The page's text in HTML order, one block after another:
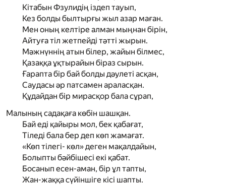
Кітабын Фзулидің іздеп тауып,
Кез болды былтырғы жыл азар маған.
Мен оның келтіре алман мыңнан бірін,
Айтуға тіл жетпейді тәтті жырын.
Мәжнүннің атын білер, жайын білмес,
Қазаққа ұқтырайын біраз сырын.
Ғарапта бір бай болды дәулеті асқан,
Саудасы әр патсамен араласқан.
Құдайдан бір мирасқор бала сұрап,
Малының садақаға көбін шашқан.
Бай еді қайыры мол, бек қабағат,
Тіледі бала бер деп көп жамағат.
«Көп тілегі- көл» деген мақалдайын,
Болыпты бәйбішесі екі қабат.
Босанып есен-аман, бір ұл тапты,
Жан-жаққа сүйіншіге кісі шапты.